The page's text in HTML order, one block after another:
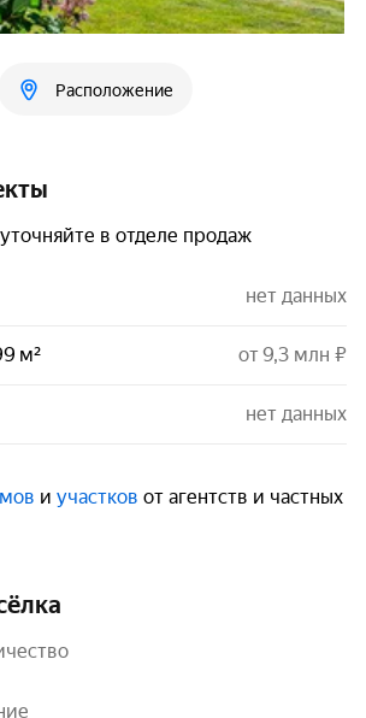
Расположение
в отделе продаж
нет данных
м² от 9,3 млн ₽
нет данных
и участков от агентств и частных